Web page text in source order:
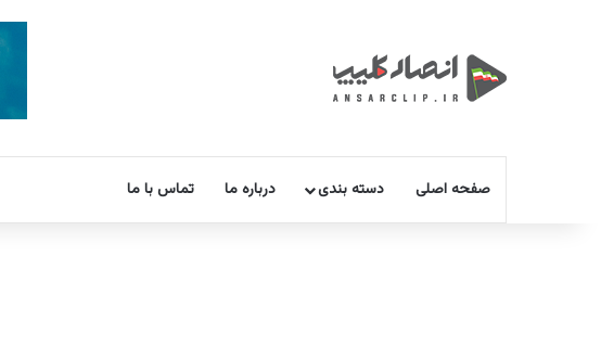
صفحه اصلی دسته بندی درباره ما تماس با ما